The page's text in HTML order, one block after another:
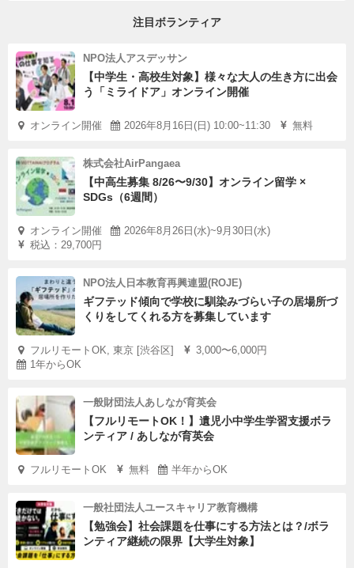
注目ボランティア
NPO法人アスデッサン
【中学生・高校生対象】様々な大人の生き方に出会
う「ミライドア」オンライン開催
オンライン開催 2026年8月16日(日) 10:00~11:30 無料
株式会社AirPangaea
【中高生募集 8/26〜9/30】オンライン留学 ×
SDGs（6週間）
オンライン開催
2026年8月26日(水)~9月30日(水)
税込：29,700円
NPO法人日本教育再興連盟(ROJE)
ギフテッド傾向で学校に馴染みづらい子の居場所づ
くりをしてくれる方を募集しています
フルリモートOK, 東京 [渋谷区]
3,000〜6,000円
1年からOK
一般財団法人あしなが育英会
【フルリモートOK！】遺児小中学生学習支援ボラ
ンティア / あしなが育英会
フルリモートOK 無料 半年からOK
一般社団法人ユースキャリア教育機構
【勉強会】社会課題を仕事にする方法とは？/ボラ
ンティア継続の限界【大学生対象】